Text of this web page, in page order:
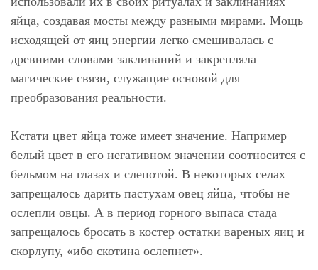
яйца, создавая мосты между разными мирами. Мощь
исходящей от яиц энергии легко смешивалась с
древними словами заклинаний и закрепляла
магические связи, служащие основой для
преобразования реальности.
Кстати цвет яйца тоже имеет значение. Например
белый цвет в его негативном значении соотносится с
бельмом на глазах и слепотой. В некоторых селах
запрещалось дарить пастухам овец яйца, чтобы не
ослепли овцы. А в период горного выпаса стада
запрещалось бросать в костер остатки вареных яиц и
скорлупу, «ибо скотина ослепнет».